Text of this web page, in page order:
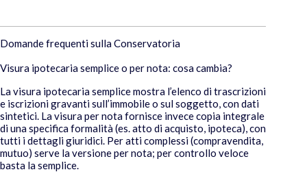
Domande frequenti sulla Conservatoria
Visura ipotecaria semplice o per nota: cosa cambia?
La visura ipotecaria semplice mostra l’elenco di trascrizioni
e iscrizioni gravanti sull’immobile o sul soggetto, con dati
sintetici. La visura per nota fornisce invece copia integrale
di una specifica formalità (es. atto di acquisto, ipoteca), con
tutti i dettagli giuridici. Per atti complessi (compravendita,
mutuo) serve la versione per nota; per controllo veloce
basta la semplice.